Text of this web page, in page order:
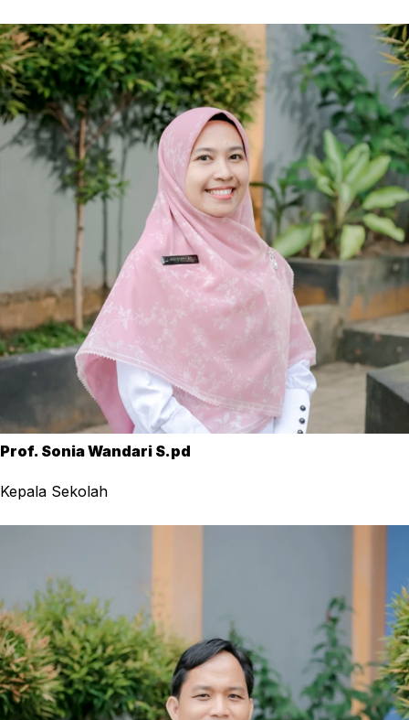
Prof. Sonia Wandari S.pd
Kepala Sekolah